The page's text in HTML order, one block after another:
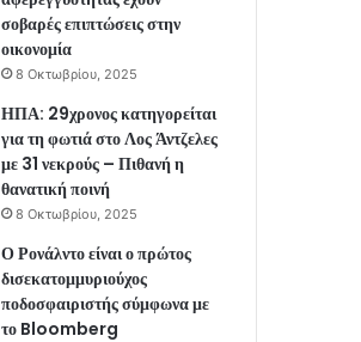
σοβαρές επιπτώσεις στην
οικονομία
8 Οκτωβρίου, 2025
ΗΠΑ: 29χρονος κατηγορείται
για τη φωτιά στο Λος Άντζελες
με 31 νεκρούς – Πιθανή η
θανατική ποινή
8 Οκτωβρίου, 2025
Ο Ρονάλντο είναι ο πρώτος
δισεκατομμυριούχος
ποδοσφαιριστής σύμφωνα με
το Bloomberg